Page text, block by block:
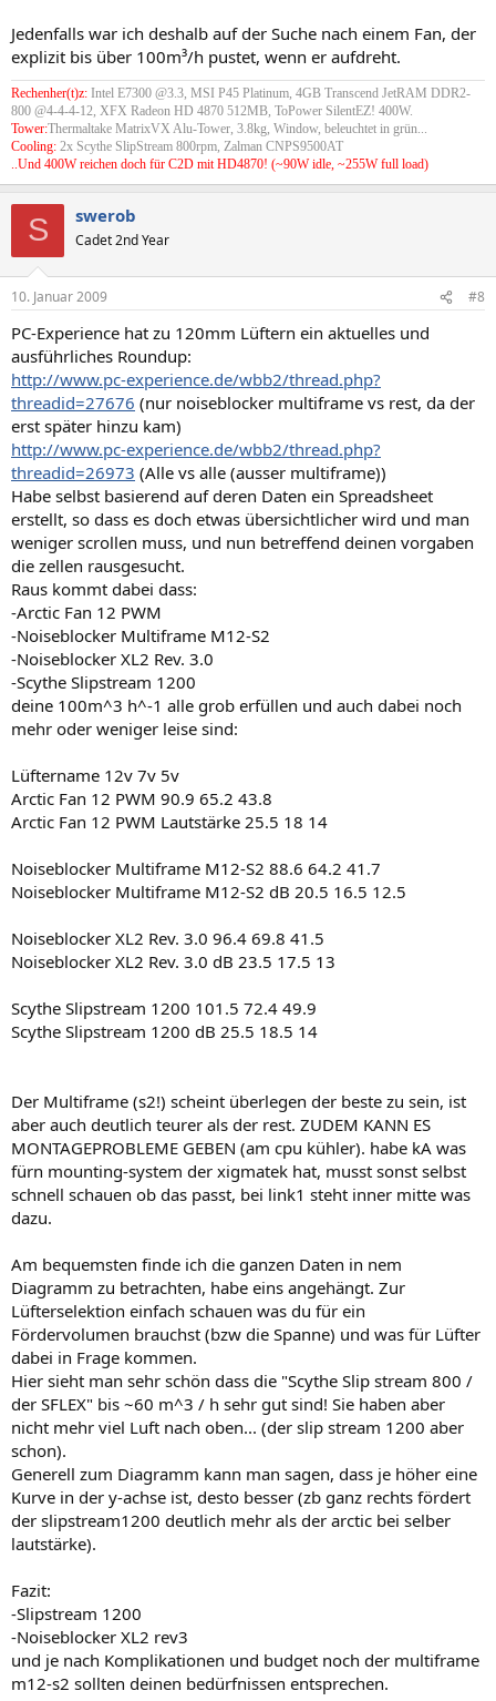
Jedenfalls war ich deshalb auf der Suche nach einem Fan, der
explizit bis über 100m³/h pustet, wenn er aufdreht.
Rechenher(t)z: Intel E7300 @3.3, MSI P45 Platinum, 4GB Transcend JetRAM DDR2-
800 @4-4-4-12, XFX Radeon HD 4870 512MB, ToPower SilentEZ! 400W.
Tower:Thermaltake MatrixVX Alu-Tower, 3.8kg, Window, beleuchtet in grün...
Cooling: 2x Scythe SlipStream 800rpm, Zalman CNPS9500AT
..Und 400W reichen doch für C2D mit HD4870! (~90W idle, ~255W full load)
S swerob
Cadet 2nd Year
10. Januar 2009 #8
PC-Experience hat zu 120mm Lüftern ein aktuelles und
ausführliches Roundup:
http://www.pc-experience.de/wbb2/thread.php?
threadid=27676 (nur noiseblocker multiframe vs rest, da der
erst später hinzu kam)
http://www.pc-experience.de/wbb2/thread.php?
threadid=26973 (Alle vs alle (ausser multiframe))
Habe selbst basierend auf deren Daten ein Spreadsheet
erstellt, so dass es doch etwas übersichtlicher wird und man
weniger scrollen muss, und nun betreffend deinen vorgaben
die zellen rausgesucht.
Raus kommt dabei dass:
-Arctic Fan 12 PWM
-Noiseblocker Multiframe M12-S2
-Noiseblocker XL2 Rev. 3.0
-Scythe Slipstream 1200
deine 100m^3 h^-1 alle grob erfüllen und auch dabei noch
mehr oder weniger leise sind:
Lüftername 12v 7v 5v
Arctic Fan 12 PWM 90.9 65.2 43.8
Arctic Fan 12 PWM Lautstärke 25.5 18 14
Noiseblocker Multiframe M12-S2 88.6 64.2 41.7
Noiseblocker Multiframe M12-S2 dB 20.5 16.5 12.5
Noiseblocker XL2 Rev. 3.0 96.4 69.8 41.5
Noiseblocker XL2 Rev. 3.0 dB 23.5 17.5 13
Scythe Slipstream 1200 101.5 72.4 49.9
Scythe Slipstream 1200 dB 25.5 18.5 14
Der Multiframe (s2!) scheint überlegen der beste zu sein, ist
aber auch deutlich teurer als der rest. ZUDEM KANN ES
MONTAGEPROBLEME GEBEN (am cpu kühler). habe kA was
fürn mounting-system der xigmatek hat, musst sonst selbst
schnell schauen ob das passt, bei link1 steht inner mitte was
dazu.
Am bequemsten finde ich die ganzen Daten in nem
Diagramm zu betrachten, habe eins angehängt. Zur
Lüfterselektion einfach schauen was du für ein
Fördervolumen brauchst (bzw die Spanne) und was für Lüfter
dabei in Frage kommen.
Hier sieht man sehr schön dass die "Scythe Slip stream 800 /
der SFLEX" bis ~60 m^3 / h sehr gut sind! Sie haben aber
nicht mehr viel Luft nach oben... (der slip stream 1200 aber
schon).
Generell zum Diagramm kann man sagen, dass je höher eine
Kurve in der y-achse ist, desto besser (zb ganz rechts fördert
der slipstream1200 deutlich mehr als der arctic bei selber
lautstärke).
Fazit:
-Slipstream 1200
-Noiseblocker XL2 rev3
und je nach Komplikationen und budget noch der multiframe
m12-s2 sollten deinen bedürfnissen entsprechen.